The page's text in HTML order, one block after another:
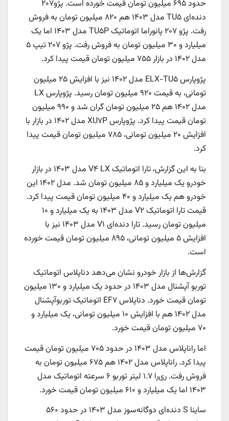
حدود ۶۹۵ میلیون تومان قیمت خورده است. پژو۲۰۷
دنده‌ای TU۵ مدل ۱۴۰۳ هم ۸۲۰ میلیون تومان به فروش
رفت. پژو ۲۰۷ پانوراما اتوماتیک TU۵P مدل ۱۴۰۳ اما یک
میلیارد و ۳۰ میلیون تومان به فروش رفت. پژو ۲۰۷ تیپ ۵
مدل ۱۴۰۲ در بازار ۷۵۵ میلیون تومان قیمت پیدا کرد.
پژوپارس ELX-TU۵ مدل ۱۴۰۲ نیز با افزایش ۲۵ میلیون
تومانی، به قیمت ۹۲۰ میلیون تومان رسید. پژوپارس LX
مدل ۱۴۰۲ هم ۲۵ میلیون تومان گران شد و ۹۹۰ میلیون
تومان قیمت پیدا کرد. پژوپارس XU۷P مدل ۱۴۰۲ در بازار با
افزایش ۲۰ میلیون تومانی، ۷۸۵ میلیون تومان قیمت پیدا
کرد.
بنا به این گزارش، تارا اتوماتیک V۴ LX مدل ۱۴۰۳ در بازار
خودرو یک میلیارد و ۸۵ میلیون تومان شد. مدل ۱۴۰۲ این
خودرو هم یک میلیارد و ۴۰ میلیون تومان قیمت پیدا کرد.
قیمت تارا اتوماتیک V۲ مدل ۱۴۰۳ به یک میلیارد و ۱۰
میلیون تومان رسید. تارا دنده‌ای V۱ مدل ۱۴۰۳ نیز با
افزایش ۵ میلیون تومانی، ۸۹۵ میلیون تومان قیمت خورده
است.
گزارش‌ها از بازار خودرو نشان می‌دهد دناپلاس اتوماتیک
توربو آپشنال مدل ۱۴۰۳ در حدود یک میلیارد و ۱۳۰ میلیون
تومان قیمت خورد. دناپلاس EF۷ اتوماتیک توربوآپشنال
مدل ۱۴۰۲ هم با افزایش ۱۰ میلیون تومانی، یک میلیارد و
۷۰ میلیون تومان قیمت خورد.
اما راناپلاس مدل ۱۴۰۳ در حدود ۷۰۵ میلیون تومان قیمت
پیدا کرد. راناپلاس مدل ۱۴۰۲ هم ۶۷۵ میلیون تومان به
فروش رفت. ری‌را ۱.۷ لیتر توربو ۶ سرعته اتوماتیک مدل
۱۴۰۳ اما یک میلیارد و ۶۱۰ میلیون تومان قیمت خورد.
ساینا S دنده‌ای دوگانه‌سوز مدل ۱۴۰۳ در حدود ۵۶۰